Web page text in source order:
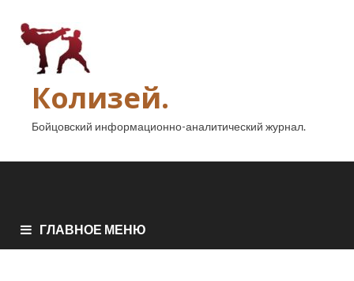
Колизей.
Бойцовский информационно-аналитический журнал.
ГЛАВНОЕ МЕНЮ